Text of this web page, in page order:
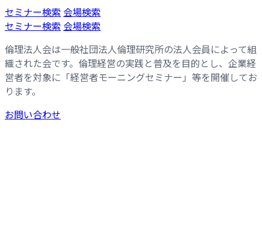
コ
ン
ン
ツ
へ
ス
キ
ッ
ナ
ビ
ー
シ
ョ
ン
に
移
セミナー検索 会場検索
セミナー検索 会場検索
倫理法人会は一般社団法人倫理研究所の法人会員によって組
織された会です。倫理経営の実践と普及を目的とし、企業経
営者を対象に「経営者モーニングセミナー」等を開催してお
ります。
お問い合わせ